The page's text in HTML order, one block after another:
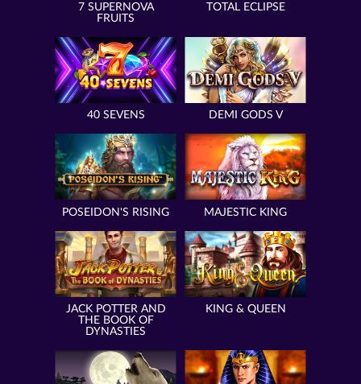
7 SUPERNOVA
FRUITS
TOTAL ECLIPSE
40 SEVENS DEMI GODS V
POSEIDON'S RISING MAJESTIC KING
JACK POTTER AND
THE BOOK OF
DYNASTIES
KING & QUEEN